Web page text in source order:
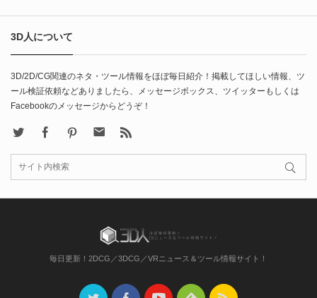
3D人について
3D/2D/CG関連のネタ・ツール情報をほぼ毎日紹介！掲載してほしい情報、ツ
ール検証依頼などありましたら、メッセージボックス、ツイッターもしくは
Facebookのメッセージからどうぞ！
FacebookPinterest Contact
毎日更新！2DCG／3DCG／VRニュース＆ツール情報サイト！